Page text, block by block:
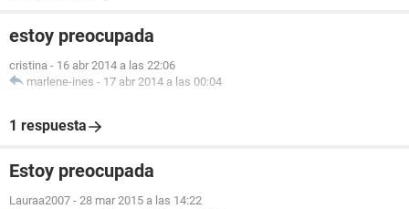
estoy preocupada
cristina - 16 abr 2014 a las 22:06
marlene-ines - 17 abr 2014 a las 00:04
1 respuesta
Estoy preocupada
Lauraa2007 - 28 mar 2015 a las 14:22